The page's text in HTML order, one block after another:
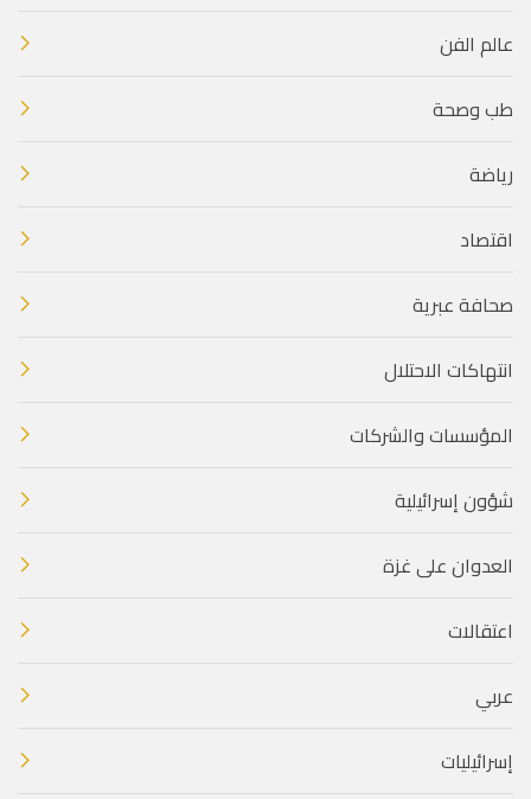
عالم الفن
طب وصحة
رياضة
اقتصاد
صحافة عبرية
انتهاكات الاحتلال
المؤسسات والشركات
شؤون إسرائيلية
العدوان على غزة
اعتقالات
عربي
إسرائيليات